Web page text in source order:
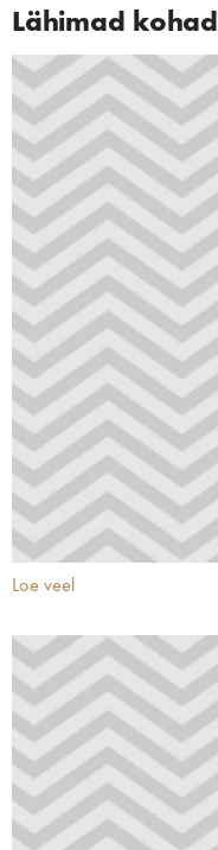
Lähimad kohad
Loe veel